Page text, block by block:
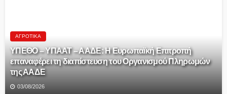
ΑΓΡΟΤΙΚΆ
ΥΠΕΘΟ – ΥΠΑΑΤ – ΑΑΔΕ: H Ευρωπαϊκή Επιτροπή
επαναφέρει τη διαπίστευση του Οργανισμού Πληρωμών
της ΑΑΔΕ
03/08/2026